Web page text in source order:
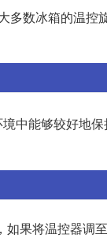
多数冰箱的温控
中能够较好地
果将温控器调